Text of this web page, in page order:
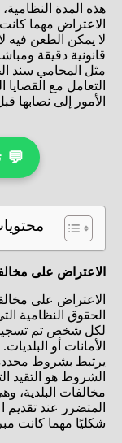
هذه المدة
الاعتراض مهما
لا يمكن الطعن فيه
قانونية دقيقة
مثل المحامي سند
التعامل مع القضايا
الأمور إلى
💬
الاعتراض على
الاعتراض على
الحقوق النظامية
لكل شخص تم تسجيل
الأمانات أو
يرتبط بشروط
الشروط هو التقيد
مخالفات البلدية،
المتضرر عند تقديم
شكليًا مهما كانت